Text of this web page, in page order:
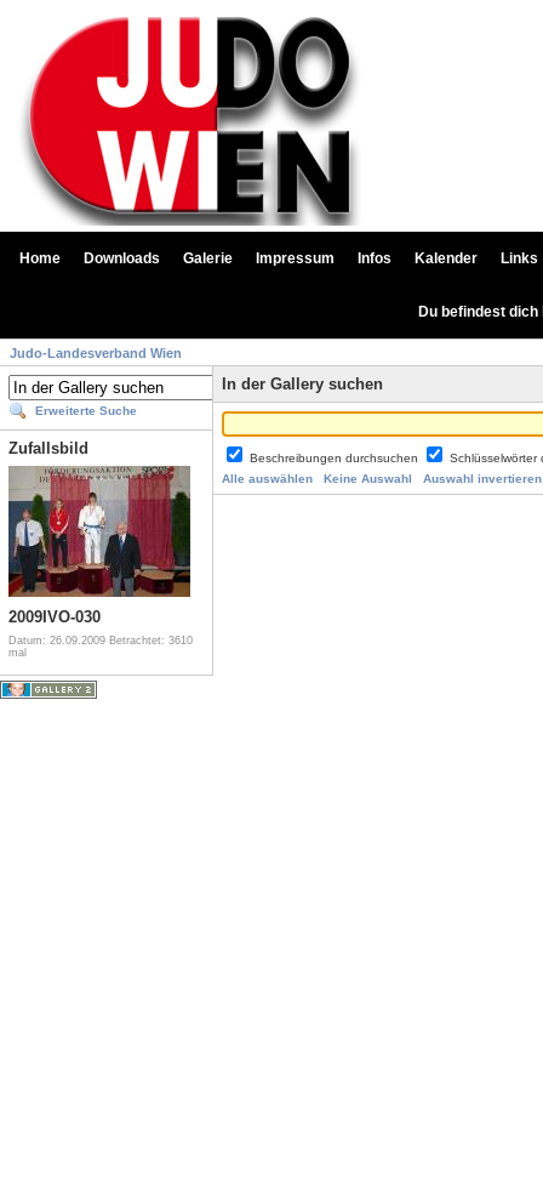
Home Downloads Galerie Impressum Infos Kalender Links
Du befindest
Judo-Landesverband Wien
Erweiterte Suche
Zufallsbild
2009IVO-030
Datum: 26.09.2009 Betrachtet: 3610
mal
In der Gallery suchen
Beschreibungen durchsuchen
Alle auswählen
Keine Auswahl Auswahl invertieren